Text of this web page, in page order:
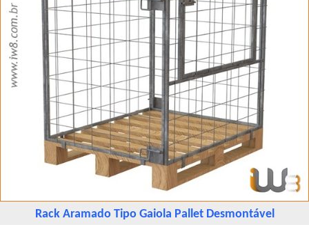
Rack Aramado Tipo Gaiola Pallet Desmontável